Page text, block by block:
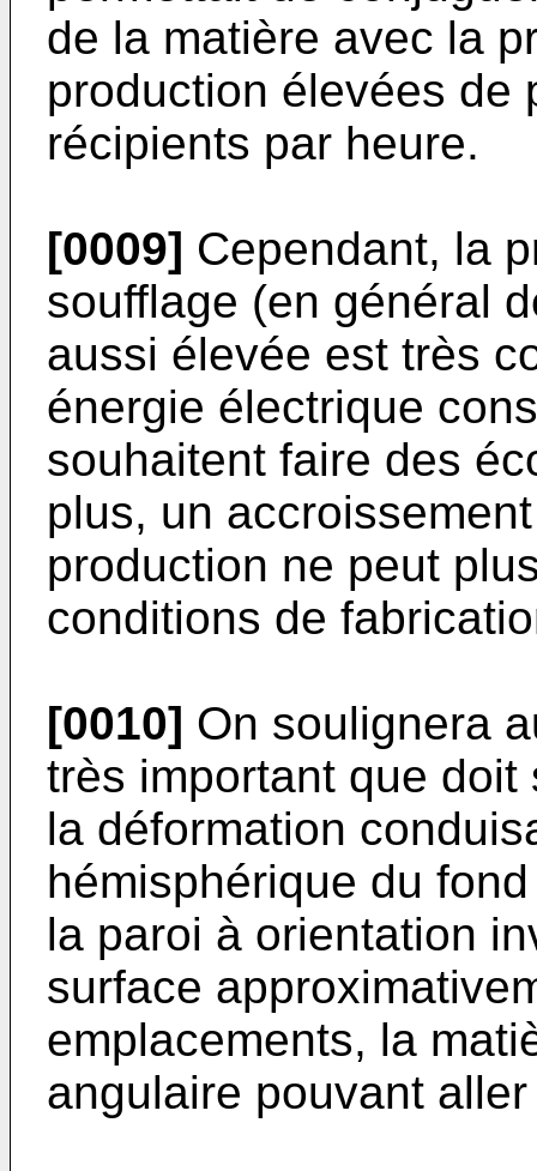
de la matière avec la
production élevées de
récipients par heure.
[0009] Cependant, la
soufflage (en général
aussi élevée est très
énergie électrique
souhaitent faire des
plus, un
production ne peut
conditions de
[0010] On soulignera
très important que
la déformation
hémisphérique du
la paroi à orientation
surface
emplacements, la
angulaire pouvant